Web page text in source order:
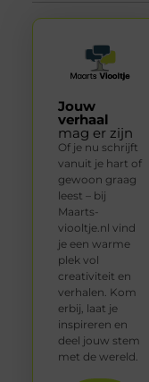
Jouw
verhaal
mag er zijn
Of je nu schrijft
vanuit je hart of
gewoon graag
leest – bij
Maarts-
viooltje.nl vind
je een warme
plek vol
creativiteit en
verhalen. Kom
erbij, laat je
inspireren en
deel jouw stem
met de wereld.